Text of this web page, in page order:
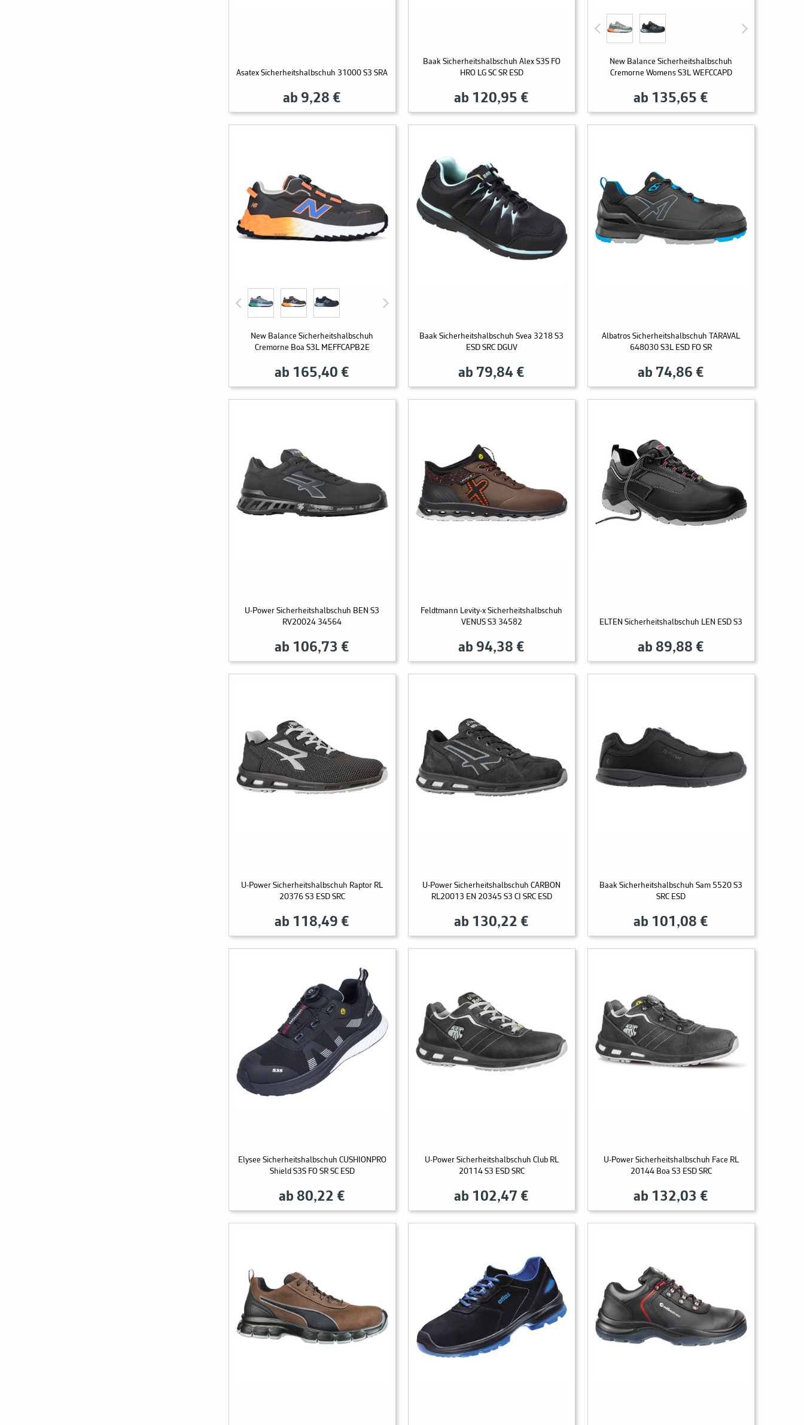
Asatex Sicherheitshalbschuh 31000 S3 SRA
ab 9,28 €
Baak Sicherheitshalbschuh Alex S3S FO
HRO LG SC SR ESD
ab 120,95 €
New Balance Sicherheitshalbschuh
Cremorne Womens S3L WEFCCAPD
ab 135,65 €
New Balance Sicherheitshalbschuh
Cremorne Boa S3L MEFFCAPB2E
ab 165,40 €
Baak Sicherheitshalbschuh Svea 3218 S3
ESD SRC DGUV
ab 79,84 €
Albatros Sicherheitshalbschuh TARAVAL
648030 S3L ESD FO SR
ab 74,86 €
U-Power Sicherheitshalbschuh BEN S3
RV20024 34564
ab 106,73 €
Feldtmann Levity-x Sicherheitshalbschuh
VENUS S3 34582
ab 94,38 €
ELTEN Sicherheitshalbschuh LEN ESD S3
ab 89,88 €
U-Power Sicherheitshalbschuh Raptor RL
20376 S3 ESD SRC
ab 118,49 €
U-Power Sicherheitshalbschuh CARBON
RL20013 EN 20345 S3 CI SRC ESD
ab 130,22 €
Baak Sicherheitshalbschuh Sam 5520 S3
SRC ESD
ab 101,08 €
Elysee Sicherheitshalbschuh CUSHIONPRO
Shield S3S FO SR SC ESD
ab 80,22 €
U-Power Sicherheitshalbschuh Club RL
20114 S3 ESD SRC
ab 102,47 €
U-Power Sicherheitshalbschuh Face RL
20144 Boa S3 ESD SRC
ab 132,03 €